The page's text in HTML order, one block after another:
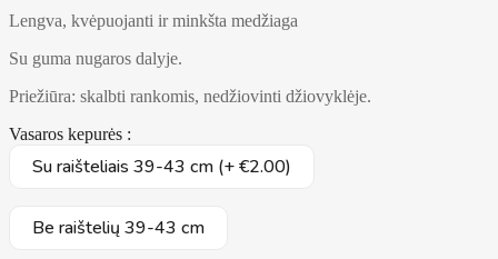
Lengva, kvėpuojanti ir minkšta medžiaga
Su guma nugaros dalyje.
Priežiūra: skalbti rankomis, nedžiovinti džiovyklėje.
Vasaros kepurės :
Su raišteliais 39-43 cm (+ €2.00)
Be raištelių 39-43 cm